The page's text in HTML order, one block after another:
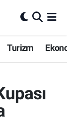
Turizm